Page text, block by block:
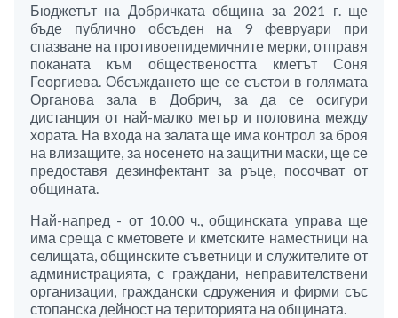
Бюджетът на Добричката община за 2021 г. ще
бъде публично обсъден на 9 февруари при
спазване на противоепидемичните мерки, отправя
поканата към обществеността кметът Соня
Георгиева. Обсъждането ще се състои в голямата
Органова зала в Добрич, за да се осигури
дистанция от най-малко метър и половина между
хората. На входа на залата ще има контрол за броя
на влизащите, за носенето на защитни маски, ще се
предоставя дезинфектант за ръце, посочват от
общината.
Най-напред - от 10.00 ч., общинската управа ще
има среща с кметовете и кметските наместници на
селищата, общинските съветници и служителите от
администрацията, с граждани, неправителствени
организации, граждански сдружения и фирми със
стопанска дейност на територията на общината.